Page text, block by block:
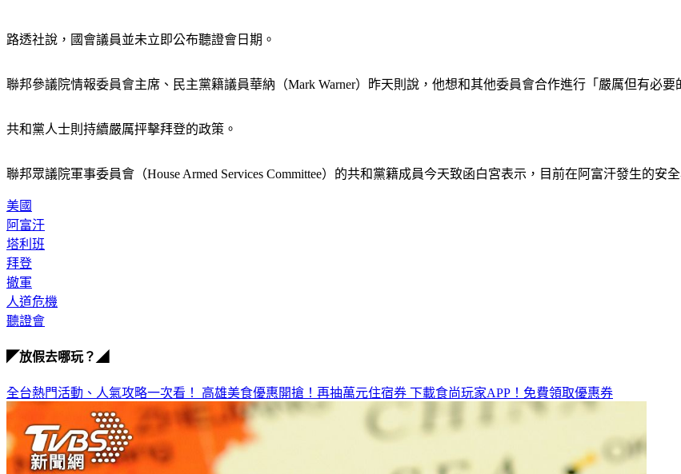
路透社說，國會議員並未立即公布聽證會日期。
聯邦參議院情報委員會主席、民主黨籍議員華納（Mark Warner）昨天則說，他想和其他委員會合作進行「嚴厲但有必
共和黨人士則持續嚴厲抨擊拜登的政策。
聯邦眾議院軍事委員會（House Armed Services Committee）的共和黨籍成員今天致函白宮表示，目前在阿富汗發生的
美國
阿富汗
塔利班
拜登
撤軍
人道危機
聽證會
◤放假去哪玩？◢
全台熱門活動、人氣攻略一次看！ 高雄美食優惠開搶！再抽萬元住宿券 下載食尚玩家APP！免費領取優惠券